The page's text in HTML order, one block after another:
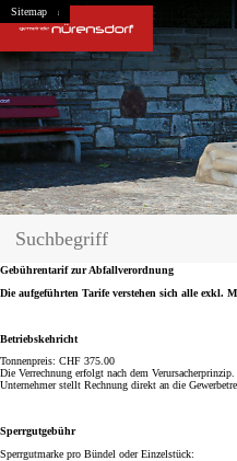
Navigieren in Nürensdorf
Schnellnavigation
Home
Navigation
Inhalt
Suche
Sitemap
Gebührentarif zur Abfallverordnung
Die aufgeführten Tarife verstehen sich alle exkl.
Betriebskehricht
Tonnenpreis: CHF 375.00
Die Verrechnung erfolgt nach dem
Unternehmer stellt Rechnung direkt an die
Sperrgutgebühr
Sperrgutmarke pro Bündel oder Einzelstück: